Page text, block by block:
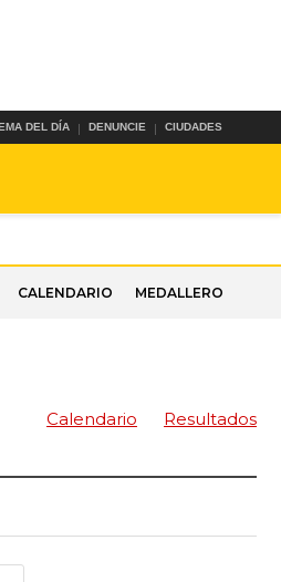
DEL DÍA DENUNCIE CIUDADES
CALENDARIO MEDALLERO
Calendario Resultados